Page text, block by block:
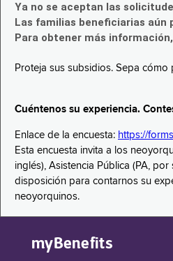
Ya no se aceptan las
Las familias beneficiarias aún
Para obtener más
Proteja sus subsidios. Sepa
Cuéntenos su experiencia.
Enlace de la encuesta: https://
Esta encuesta invita a los
inglés), Asistencia Pública (PA,
disposición para contarnos su
neoyorquinos.
myBenefits